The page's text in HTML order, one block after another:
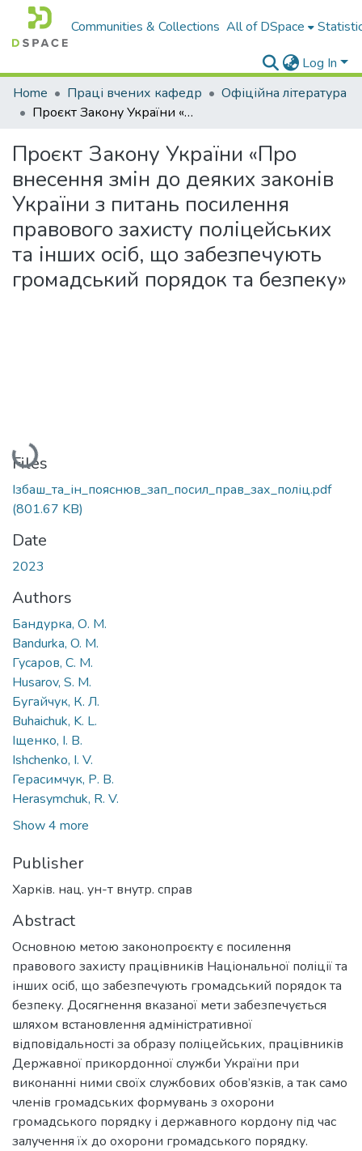
Communities & Collections All of DSpace
Log In
Home
Праці вчених кафедр
Офіційна література
Проєкт Закону України «Про внесення змін до деяких законів України з питань посилення правового захисту поліцейських та інших осіб, що забезпечують громадський порядок та безпеку»
Проєкт Закону України «Про
внесення змін до деяких законів
України з питань посилення
правового захисту поліцейських
та інших осіб, що забезпечують
громадський порядок та безпеку»
Loading...
Files
Ізбаш_та_ін_пояснюв_зап_посил_прав_зах_поліц.pdf
(801.67 KB)
Date
2023
Authors
Бандурка, О. М.
Bandurka, O. M.
Гусаров, С. М.
Husarov, S. M.
Бугайчук, К. Л.
Buhaichuk, K. L.
Іщенко, І. В.
Ishchenko, I. V.
Герасимчук, Р. В.
Herasymchuk, R. V.
Show 4 more
Publisher
Харків. нац. ун-т внутр. справ
Abstract
Основною метою законопроєкту є посилення
правового захисту працівників Національної поліції та
інших осіб, що забезпечують громадський порядок та
безпеку. Досягнення вказаної мети забезпечується
шляхом встановлення адміністративної
відповідальності за образу поліцейських, працівників
Державної прикордонної служби України при
виконанні ними своїх службових обов’язків, а так само
членів громадських формувань з охорони
громадського порядку і державного кордону під час
залучення їх до охорони громадського порядку.